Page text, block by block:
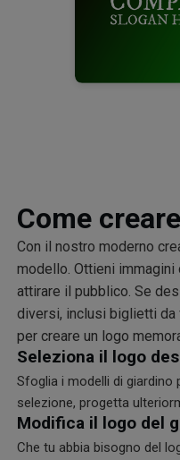
Come
Con il nostro moderno
modello. Ottieni
attirare il pubblico. Se
diversi, inclusi biglietti da
per creare un logo
Seleziona il logo
Sfoglia i modelli di giardino
selezione, progetta
Modifica il logo del
Che tu abbia bisogno del